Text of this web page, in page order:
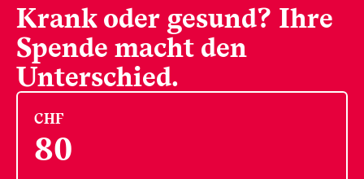
Krank oder gesund? Ihre
Spende macht den
Unterschied.
CHF
80